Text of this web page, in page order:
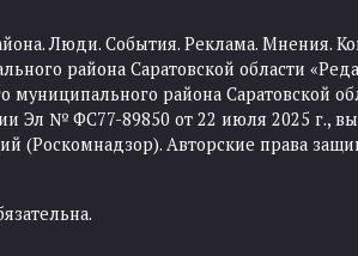
Люди. События. Реклама. Мнения.
района Саратовской области
муниципального района Саратовской
Эл № ФС77-89850 от 22 июля 2025 г.,
(Роскомнадзор). Авторские права